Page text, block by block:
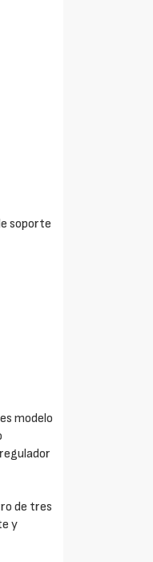
soporte
modelo
de tres
y